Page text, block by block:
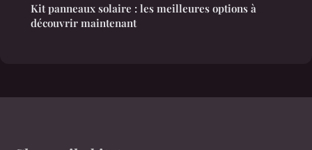
Kit panneaux solaire : les meilleures options à
découvrir maintenant